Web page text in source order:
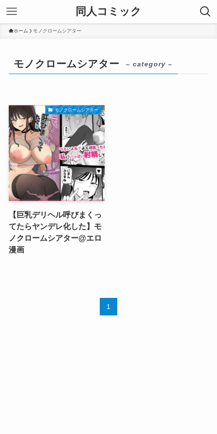
同人コミック
ホーム モノクロームシアター
モノクロームシアター – category –
モノクロームシアター
【巨乳デリヘル呼びまくっ
てたらヤンデレ化した】モ
ノクロームシアター@エロ
漫画
1